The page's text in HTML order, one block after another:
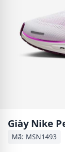
Giày Nike
Mã: MSN1493